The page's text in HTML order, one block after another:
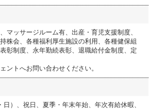
マッサージルーム有、出産・育児支援制度、
株会、各種福利厚生施設の利用、各種健保組
彰制度、永年勤続表彰、退職給付金制度、定
ントへお問い合わせください。
）、祝日、夏季・年末年始、年次有給休暇、